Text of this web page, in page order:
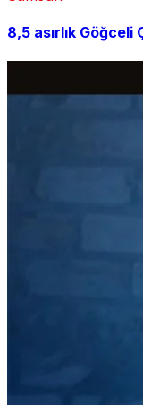
8,5 asırlık